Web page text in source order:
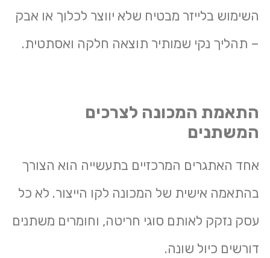
השימוש בלייזר מבטיח שלא יווצר לכלוך או אבק
– תהליך נקי שמותיר תוצאה חלקה ואסתטית.
התאמת המכונה לצרכים
המשתנים
אחד האתגרים המרכזיים בתעשייה הוא הצורך
בהתאמה אישית של המכונה לקו הייצור. לא כל
עסק נזקק לאותם סוגי חריטה, וחומרים משתנים
דורשים כיול שונה.